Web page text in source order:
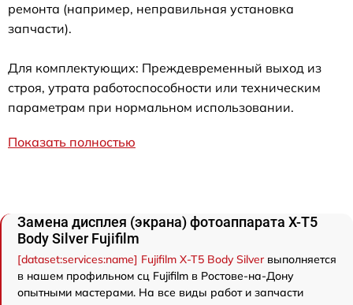
ремонта (например, неправильная установка
запчасти).
Для комплектующих: Преждевременный выход из
строя, утрата работоспособности или техническим
параметрам при нормальном использовании.
Показать полностью
Замена дисплея (экрана) фотоаппарата X-T5
Body Silver Fujifilm
[dataset:services:name] Fujifilm X-T5 Body Silverвыполняется
в нашем профильном сц Fujifilm в Ростове-на-Дону
опытными мастерами. На все виды работ и запчасти